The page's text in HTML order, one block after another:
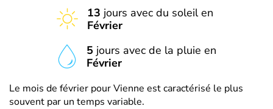
13 jours avec du soleil en
Février
5 jours avec de la pluie en
Février
Le mois de février pour Vienne est caractérisé le plus
souvent par un temps variable.